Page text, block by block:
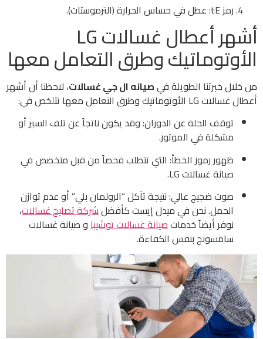
رمز tE: عطل في حساس الحرارة (الترموستات).
أشهر أعطال غسالات LG
الأوتوماتيك وطرق التعامل معها
من خلال خبرتنا الطويلة فيصيانه ال جي غسالات، لاحظنا أن أشهر
أعطال غسالات LG الأوتوماتيك وطرق التعامل معها تتلخص في:
توقف الحلة عن الدوران: وقد يكون ناتجاً عن تلف السير أو
مشكلة في الموتور.
ظهور رموز الخطأ: التي تتطلب فحصاً من قبل متخصص في
صيانة غسالات LG.
صوت ضجيج عالي: نتيجة تآكل “الرولمان بلي” أو عدم توازن
الحمل. نحن في ميدل إيست كأفضلشركة تصليح غسالات،
نوفر أيضاً خدماتصيانة غسالات توشيباو صيانة غسالات
سامسونج بنفس الكفاءة.